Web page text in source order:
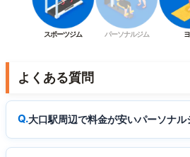
スポーツジム パーソナルジム
よくある質問
大口駅周辺で料金が安いパーソナル